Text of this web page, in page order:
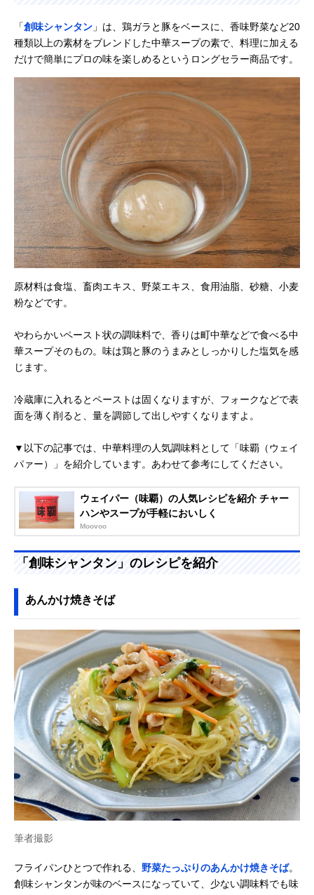
「創味シャンタン 」は、鶏ガラと豚をベースに、香味野菜など20
種類以上の素材をブレンドした中華スープの素で、料理に加える
だけで簡単にプロの味を楽しめるというロングセラー商品です。
原材料は食塩、畜肉エキス、野菜エキス、食用油脂、砂糖、小麦
粉などです。
やわらかいペースト状の調味料で、香りは町中華などで食べる中
華スープそのもの。味は鶏と豚のうまみとしっかりした塩気を感
じます。
冷蔵庫に入れるとペーストは固くなりますが、フォークなどで表
面を薄く削ると、量を調節して出しやすくなりますよ。
▼以下の記事では、中華料理の人気調味料として「味覇（ウェイ
パァー）」を紹介しています。あわせて参考にしてください。
ウェイパー（味覇）の人気レシピを紹介 チャー
ハンやスープが手軽においしく
Moovoo
「創味シャンタン」のレシピを紹介
あんかけ焼きそば
筆者撮影
フライパンひとつで作れる、 野菜たっぷりのあんかけ焼きそば。
創味シャンタンが味のベースになっていて、少ない調味料でも味